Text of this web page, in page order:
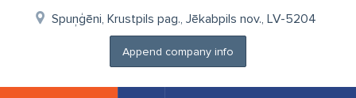
Spuņģēni, Krustpils pag., Jēkabpils nov., LV-5204
Append company info